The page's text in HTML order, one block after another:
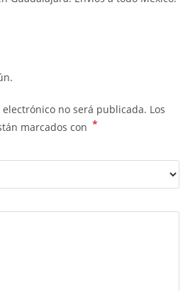
no será publicada. Los
marcados con *